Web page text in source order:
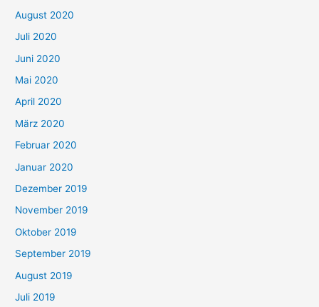
August 2020
Juli 2020
Juni 2020
Mai 2020
April 2020
März 2020
Februar 2020
Januar 2020
Dezember 2019
November 2019
Oktober 2019
September 2019
August 2019
Juli 2019